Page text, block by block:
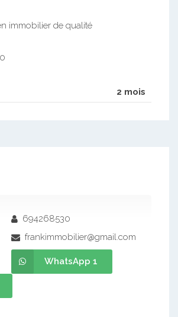
immobilier de qualité
2 mois
694268530
frankimmobilier@gmail.com
WhatsApp 1